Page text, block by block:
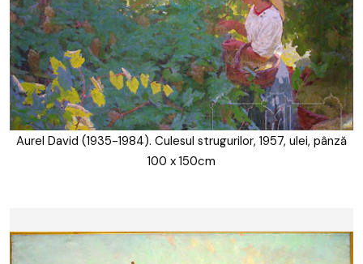
Aurel David (1935-1984). Culesul strugurilor, 1957, ulei, pânză
100 x 150cm